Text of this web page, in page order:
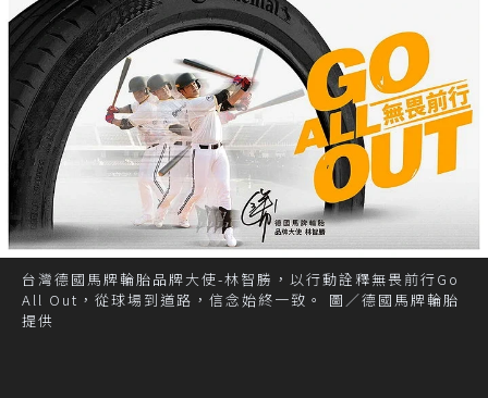
台灣德國馬牌輪胎品牌大使-林智勝，以行動詮釋無畏前行Go
All Out，從球場到道路，信念始終一致。 圖／德國馬牌輪胎
提供